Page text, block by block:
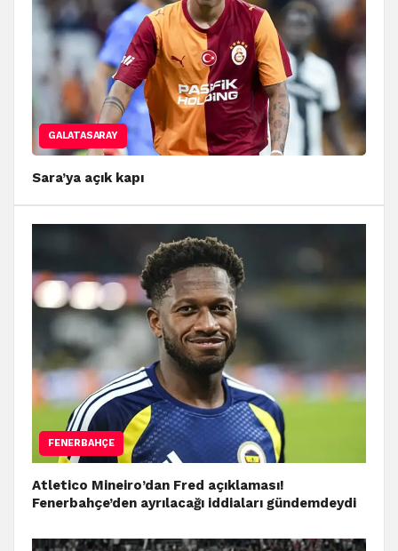
GALATASARAY
Sara’ya açık kapı
FENERBAHÇE
Atletico Mineiro’dan Fred açıklaması!
Fenerbahçe’den ayrılacağı iddiaları gündemdeydi